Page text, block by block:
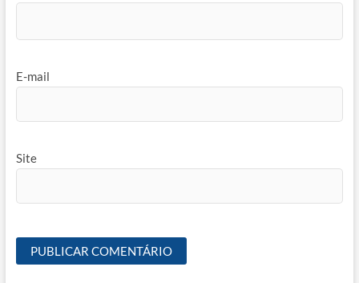
E-mail
Site